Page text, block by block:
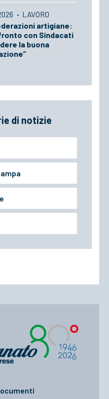
· LAVORO
artigiane:
con Sindacati
la buona
di notizie